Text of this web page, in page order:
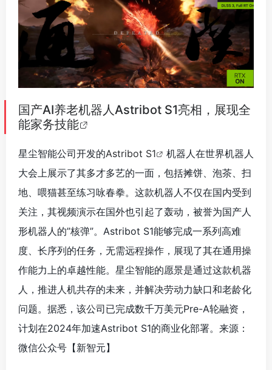
国产AI养老机器人Astribot S1亮相，展现全
能家务技能
星尘智能公司开发的Astribot S1
机器人在世界机器人
大会上展示了其多才多艺的一面，包括摊饼、泡茶、扫
地、喂猫甚至练习咏春拳。这款机器人不仅在国内受到
关注，其视频演示在国外也引起了轰动，被誉为国产人
形机器人的”核弹”。Astribot S1能够完成一系列高难
度、长序列的任务，无需远程操作，展现了其在通用操
作能力上的卓越性能。星尘智能的愿景是通过这款机器
人，推进人机共存的未来，并解决劳动力缺口和老龄化
问题。据悉，该公司已完成数千万美元Pre-A轮融资，
计划在2024年加速Astribot S1的商业化部署。来源：
微信公众号【新智元】